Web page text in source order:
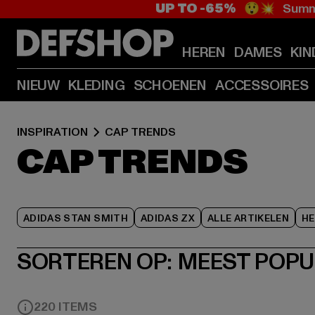
UP TO -65% 😲💥
HEREN DAMES
NIEUW KLEDING SCHOENEN ACCESSOIRES
INSPIRATION CAP TRENDS
CAP TRENDS
ADIDAS STAN SMITH ADIDAS ZX ALLE ARTIKELEN
SORTEREN OP: MEEST
220 ITEMS